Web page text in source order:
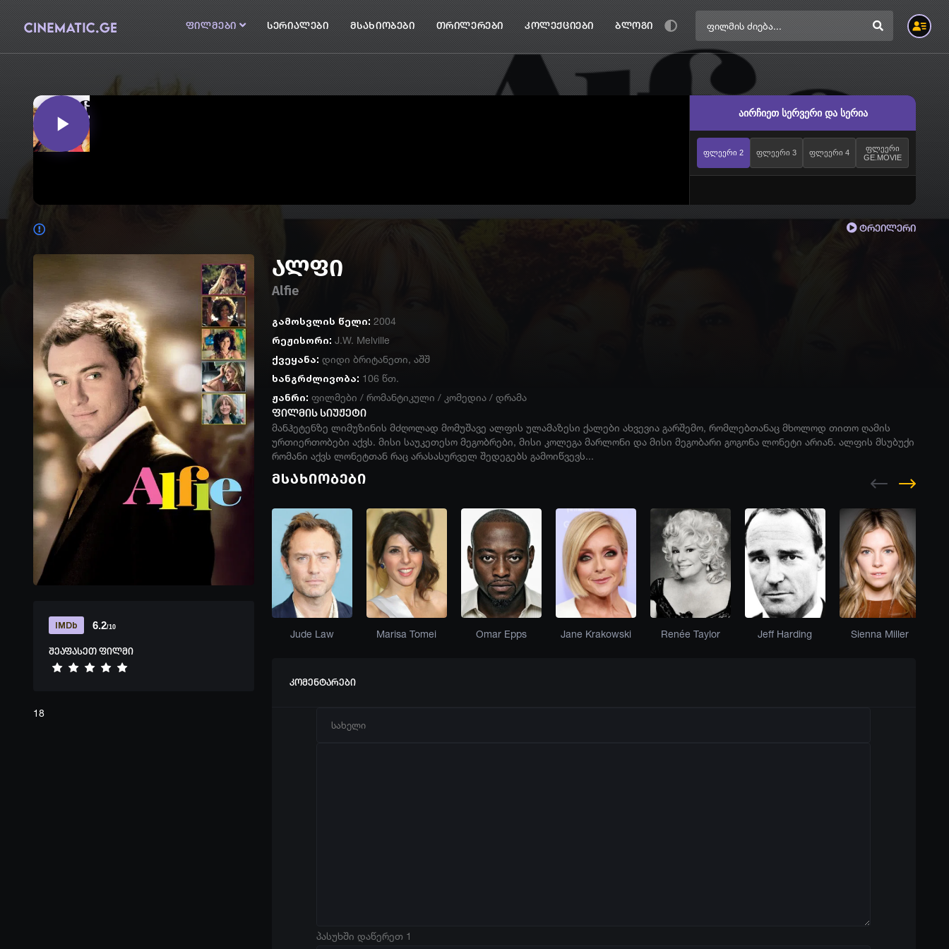
ფილმები სერიალები მსახიობები თრილერები კოლექციები ბლოგი
აირჩიეთ სერვერი და სერია
ფლეერი 2 ფლეერი 3 ფლეერი 4
ფლეერი
GE.MOVIE
ტრეილერი
IMDb 6.2/10
შეაფასეთ ფილმი
18
ალფი
Alfie
გამოსვლის წელი: 2004
რეჟისორი: J.W. Melville
ქვეყანა: დიდი ბრიტანეთი, აშშ
ხანგრძლივობა: 106 წთ.
ჟანრი: ფილმები / რომანტიკული / კომედია/ დრამა
ფილმის სიუჟეტი
მანჰეტენზე ლიმუზინის მძღოლად მომუშავე ალფის ულამაზესი ქალები ახვევია გარშემო, რომლებთანაც მხოლოდ თითო ღამის
ურთიერთობები აქვს. მისი საუკეთესო მეგობრები, მისი კოლეგა მარლონი და მისი მეგობარი გოგონა ლონეტი არიან. ალფის მსუბუქი
რომანი აქვს ლონეტთან რაც არასასურველ შედეგებს გამოიწვევს...
მსახიობები
Jude Law Marisa Tomei Omar Epps Jane Krakowski Renée Taylor Jeff Harding Sienna Miller
კომენტარები
პასუხში დაწერეთ 1